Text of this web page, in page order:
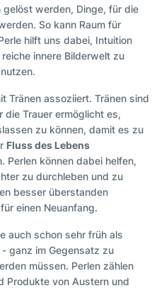
werden, Dinge, für die
So kann Raum für
hilft uns dabei, Intuition
innere Bilderwelt zu
Tränen assoziiert. Tränen sind
die Trauer ermöglicht es,
zu können, damit es zu
Fluss des Lebens
Perlen können dabei helfen,
zu durchleben und zu
besser überstanden
einen Neuanfang.
auch schon sehr früh als
ganz im Gegensatz zu
müssen. Perlen zählen
Produkte von Austern und